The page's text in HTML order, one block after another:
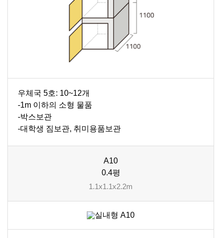
우체국 5호: 10~12개
-1m 이하의 소형 물품
-박스보관
-대학생 짐보관, 취미용품보관
A10
0.4평
1.1x1.1x2.2m